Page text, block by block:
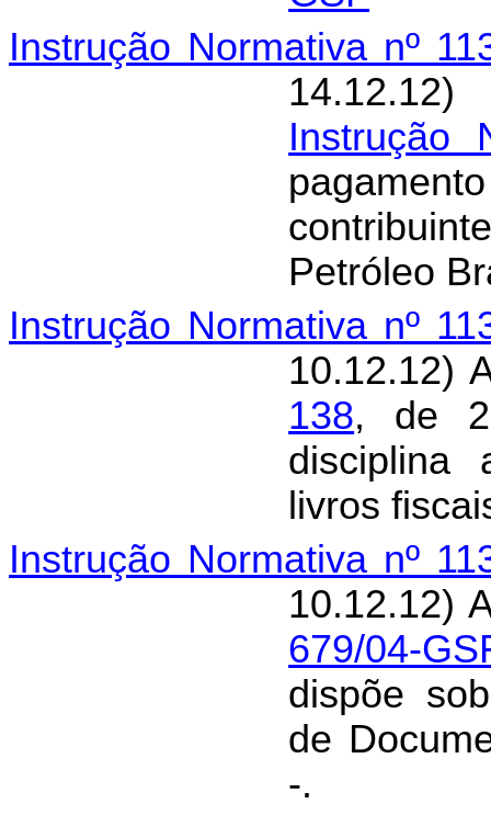
Instrução Normativa nº
14.12.12)
Instrução
Petróleo
Instrução Normativa nº
10.12.12)
138, de
disciplina
livros
Instrução Normativa nº
10.12.12)
679/04-
dispõe
de
-.